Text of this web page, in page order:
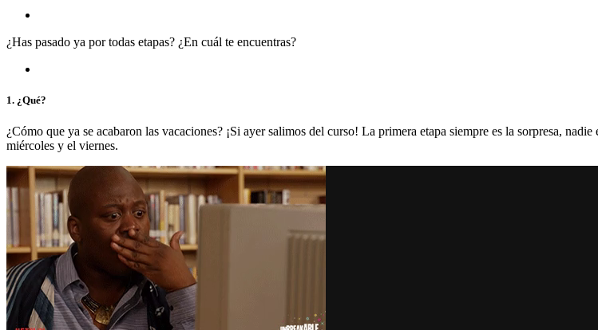
¿Has pasado ya por todas etapas? ¿En cuál te encuentras?
1. ¿Qué?
¿Cómo que ya se acabaron las vacaciones? ¡Si ayer salimos del curso! La primera etapa siempre es la sorpresa,
miércoles y el viernes.